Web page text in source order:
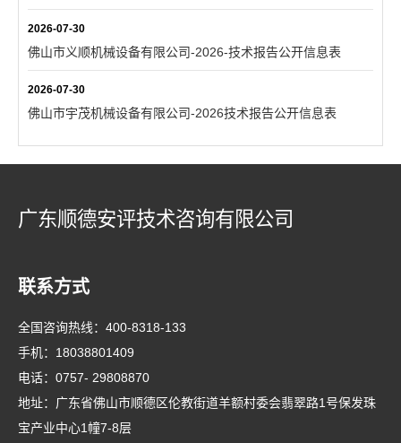
2026-07-30
佛山市义顺机械设备有限公司-2026-技术报告公开信息表
2026-07-30
佛山市宇茂机械设备有限公司-2026技术报告公开信息表
广东顺德安评技术咨询有限公司
联系方式
全国咨询热线： 400-8318-133
手机： 18038801409
电话： 0757- 29808870
地址：广东省佛山市顺德区伦教街道羊额村委会翡翠路1号保发珠
宝产业中心1幢7-8层